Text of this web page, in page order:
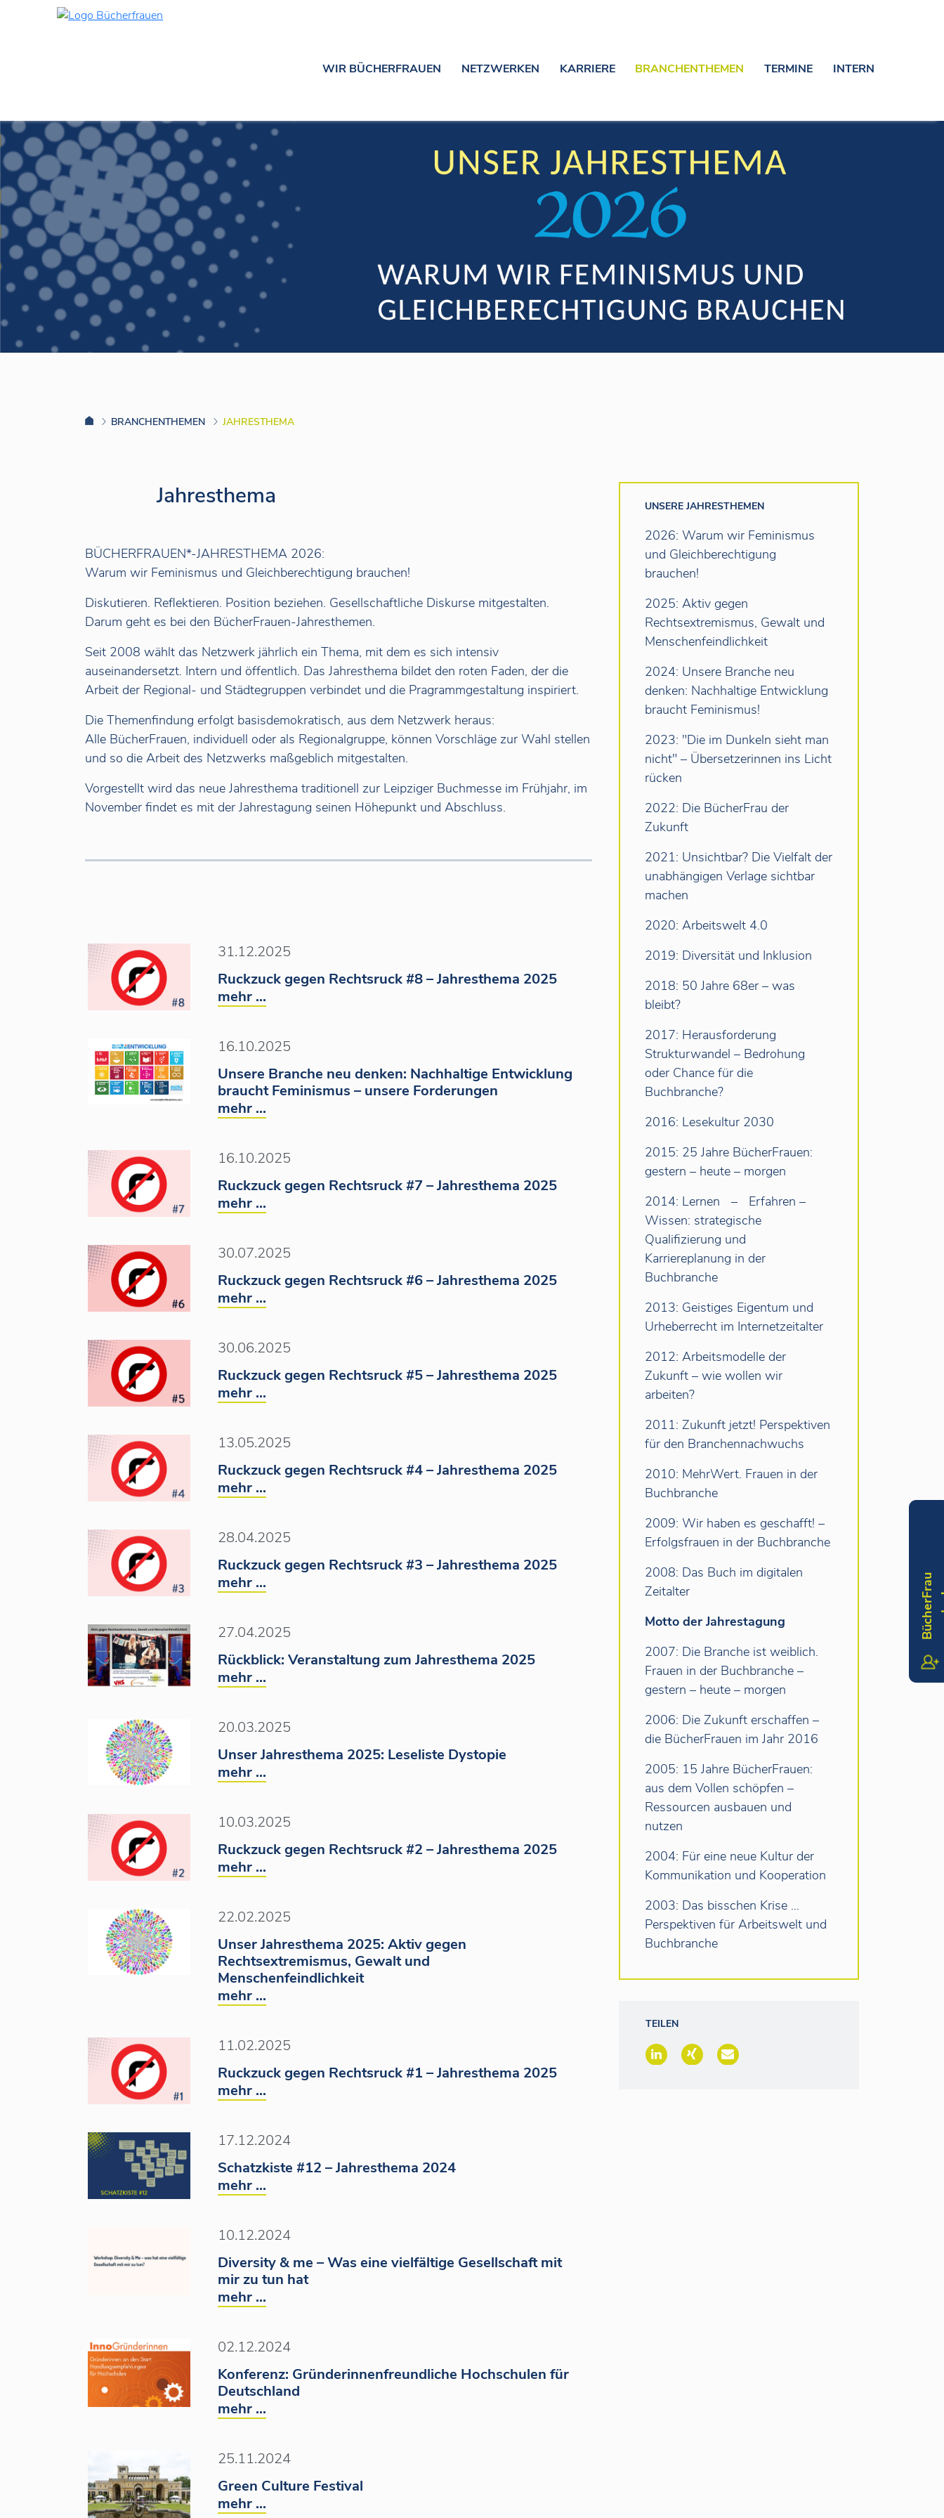
B
ü
c
h
e
r
r
a
u
w
e
r
d
e
n
WIR BÜCHERFRAUEN NETZWERKEN KARRIERE BRANCHENTHEMEN TERMINE INTERN
BRANCHENTHEMEN JAHRESTHEMA
Jahresthema
BÜCHERFRAUEN*-JAHRESTHEMA 2026:
Warum wir Feminismus und Gleichberechtigung brauchen!
Diskutieren. Reflektieren. Position beziehen. Gesellschaftliche Diskurse mitgestalten.
Darum geht es bei den BücherFrauen-Jahresthemen.
Seit 2008 wählt das Netzwerk jährlich ein Thema, mit dem es sich intensiv
auseinandersetzt. Intern und öffentlich. Das Jahresthema bildet den roten Faden, der die
Arbeit der Regional- und Städtegruppen verbindet und die Pragrammgestaltung inspiriert.
Die Themenfindung erfolgt basisdemokratisch, aus dem Netzwerk heraus:
Alle BücherFrauen, individuell oder als Regionalgruppe, können Vorschläge zur Wahl stellen
und so die Arbeit des Netzwerks maßgeblich mitgestalten.
Vorgestellt wird das neue Jahresthema traditionell zur Leipziger Buchmesse im Frühjahr, im
November findet es mit der Jahrestagung seinen Höhepunkt und Abschluss.
31.12.2025
Ruckzuck gegen Rechtsruck #8 – Jahresthema 2025
mehr ...
16.10.2025
Unsere Branche neu denken: Nachhaltige Entwicklung
braucht Feminismus – unsere Forderungen
mehr ...
16.10.2025
Ruckzuck gegen Rechtsruck #7 – Jahresthema 2025
mehr ...
30.07.2025
Ruckzuck gegen Rechtsruck #6 – Jahresthema 2025
mehr ...
30.06.2025
Ruckzuck gegen Rechtsruck #5 – Jahresthema 2025
mehr ...
13.05.2025
Ruckzuck gegen Rechtsruck #4 – Jahresthema 2025
mehr ...
28.04.2025
Ruckzuck gegen Rechtsruck #3 – Jahresthema 2025
mehr ...
27.04.2025
Rückblick: Veranstaltung zum Jahresthema 2025
mehr ...
20.03.2025
Unser Jahresthema 2025: Leseliste Dystopie
mehr ...
10.03.2025
Ruckzuck gegen Rechtsruck #2 – Jahresthema 2025
mehr ...
22.02.2025
Unser Jahresthema 2025: Aktiv gegen
Rechtsextremismus, Gewalt und
Menschenfeindlichkeit
mehr ...
11.02.2025
Ruckzuck gegen Rechtsruck #1 – Jahresthema 2025
mehr ...
17.12.2024
Schatzkiste #12 – Jahresthema 2024
mehr ...
10.12.2024
Diversity & me – Was eine vielfältige Gesellschaft mit
mir zu tun hat
mehr ...
02.12.2024
Konferenz: Gründerinnenfreundliche Hochschulen für
Deutschland
mehr ...
25.11.2024
Green Culture Festival
mehr ...
UNSERE JAHRESTHEMEN
2026: Warum wir Feminismus
und Gleichberechtigung
brauchen!
2025: Aktiv gegen
Rechtsextremismus, Gewalt und
Menschenfeindlichkeit
2024: Unsere Branche neu
denken: Nachhaltige Entwicklung
braucht Feminismus!
2023: "Die im Dunkeln sieht man
nicht" – Übersetzerinnen ins Licht
rücken
2022: Die BücherFrau der
Zukunft
2021: Unsichtbar? Die Vielfalt der
unabhängigen Verlage sichtbar
machen
2020: Arbeitswelt 4.0
2019: Diversität und Inklusion
2018: 50 Jahre 68er – was
bleibt?
2017: Herausforderung
Strukturwandel – Bedrohung
oder Chance für die
Buchbranche?
2016: Lesekultur 2030
2015: 25 Jahre BücherFrauen:
gestern – heute – morgen
2014: Lernen – Erfahren –
Wissen: strategische
Qualifizierung und
Karriereplanung in der
Buchbranche
2013: Geistiges Eigentum und
Urheberrecht im Internetzeitalter
2012: Arbeitsmodelle der
Zukunft – wie wollen wir
arbeiten?
2011: Zukunft jetzt! Perspektiven
für den Branchennachwuchs
2010: MehrWert. Frauen in der
Buchbranche
2009: Wir haben es geschafft! –
Erfolgsfrauen in der Buchbranche
2008: Das Buch im digitalen
Zeitalter
Motto der Jahrestagung
2007: Die Branche ist weiblich.
Frauen in der Buchbranche –
gestern – heute – morgen
2006: Die Zukunft erschaffen –
die BücherFrauen im Jahr 2016
2005: 15 Jahre BücherFrauen:
aus dem Vollen schöpfen –
Ressourcen ausbauen und
nutzen
2004: Für eine neue Kultur der
Kommunikation und Kooperation
2003: Das bisschen Krise …
Perspektiven für Arbeitswelt und
Buchbranche
TEILEN